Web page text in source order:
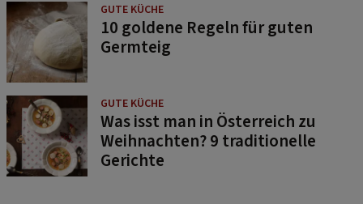
GUTE KÜCHE
10 goldene Regeln für guten
Germteig
GUTE KÜCHE
Was isst man in Österreich zu
Weihnachten? 9 traditionelle
Gerichte